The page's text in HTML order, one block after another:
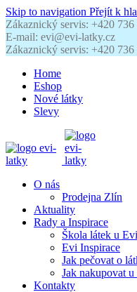
Skip to navigation Přejít k
Zákaznický servis: +420
E-mail: evi@evi-latky.cz
Zákaznický servis: +420 736
Home
Eshop
Nové látky
Slevy
O nás
Prodejna Zlín
Aktuality
Rady a Inspirace
Škola látek u Evi
Evi Inspirace
Jak pečovat o
Jak nakupovat
Kontakty